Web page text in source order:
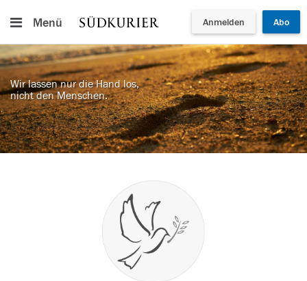
Menü Anmelden Abo
Wir lassen nur die Hand los,
nicht den Menschen.